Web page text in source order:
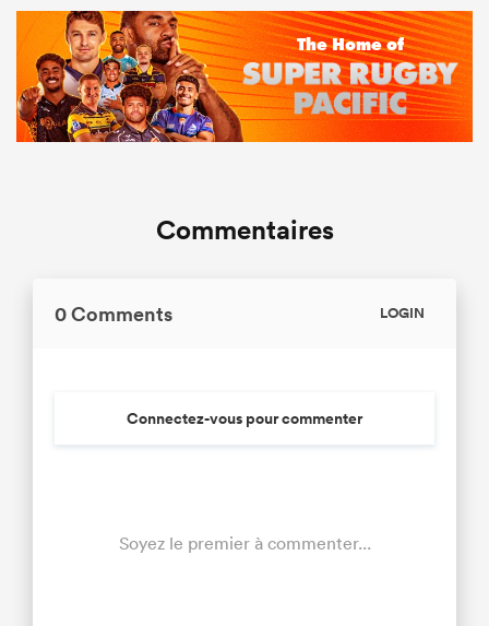
Commentaires
0 Comments LOGIN
Connectez-vous pour commenter
Soyez le premier à commenter...